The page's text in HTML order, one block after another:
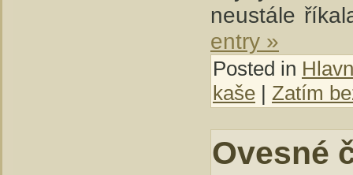
neustále
entry »
Posted in
kaše | Zatím
Ovesné